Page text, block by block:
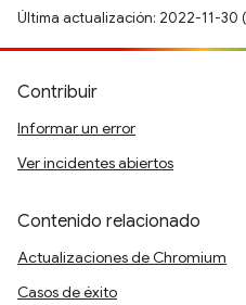
Última actualización: 2022-11-30
Contribuir
Informar un error
Ver incidentes abiertos
Contenido relacionado
Actualizaciones de Chromium
Casos de éxito